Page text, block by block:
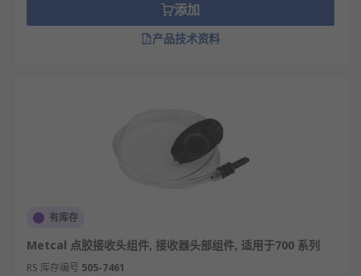
添加
产品技术资料
有库存
Metcal 点胶接收头组件, 接收器头部组件, 适用于700 系列
RS 库存编号 505-7461